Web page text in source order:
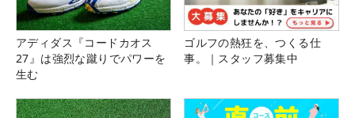
アディダス『コードカオス
27』は強烈な蹴りでパワーを
生む
ゴルフの熱狂を、つくる仕
事。｜スタッフ募集中